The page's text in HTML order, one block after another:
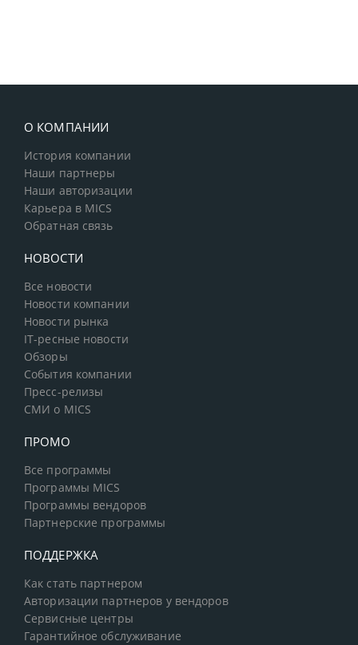
О КОМПАНИИ
История компании
Наши партнеры
Наши авторизации
Карьера в MICS
Обратная связь
НОВОСТИ
Все новости
Новости компании
Новости рынка
IT-ресные новости
Обзоры
События компании
Пресс-релизы
СМИ о MICS
ПРОМО
Все программы
Программы MICS
Программы вендоров
Партнерские программы
ПОДДЕРЖКА
Как стать партнером
Авторизации партнеров у вендоров
Сервисные центры
Гарантийное обслуживание